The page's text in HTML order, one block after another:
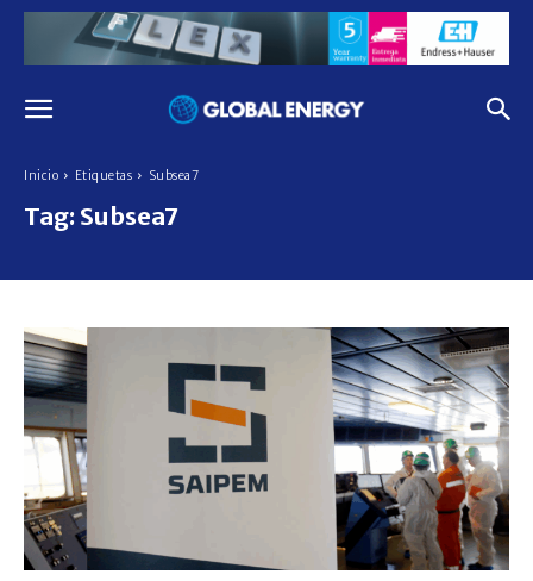
Inicio Etiquetas Subsea7
Tag: Subsea7